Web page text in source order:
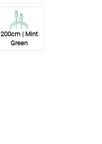
200cm | Mint
Green